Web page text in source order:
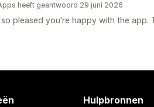
heeft geantwoord 29 juni 2026
so pleased you're happy with the
Hulpbronnen